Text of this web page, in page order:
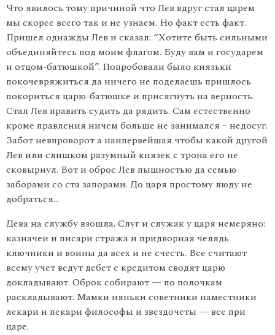
Что явилось тому причиной что Лев вдруг стал царем
мы скорее всего так и не узнаем. Но факт есть факт.
Пришел однажды Лев и сказал: “Хотите быть сильными
объединяйтесь под моим флагом. Буду вам и государем
и отцом-батюшкой”. Попробовали было князьки
покочевряжиться да ничего не поделаешь пришлось
покориться царю-батюшке и присягнуть на верность.
Стал Лев править судить да рядить. Сам естественно
кроме правления ничем больше не занимался – недосуг.
Забот невпроворот а наипервейшая чтобы какой другой
Лев или слишком разумный князек с трона его не
сковырнул. Вот и оброс Лев пышностью да семью
заборами со ста запорами. До царя простому люду не
добраться…
Дева на службу взошла. Слуг и служак у царя немеряно:
казначеи и писари стража и придворная челядь
ключники и воины да всех и не счесть. Все считают
всему учет ведут дебет с кредитом сводят царю
докладывают. Оброк собирают — по полочкам
раскладывают. Мамки няньки советники наместники
лекари и пекари философы и звездочеты — все при
царе.